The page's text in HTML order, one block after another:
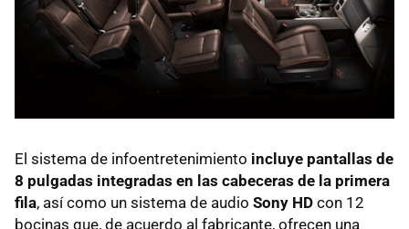
El sistema de infoentretenimiento incluye pantallas de
8 pulgadas integradas en las cabeceras de la primera
fila, así como un sistema de audio Sony HD con 12
bocinas que, de acuerdo al fabricante, ofrecen una